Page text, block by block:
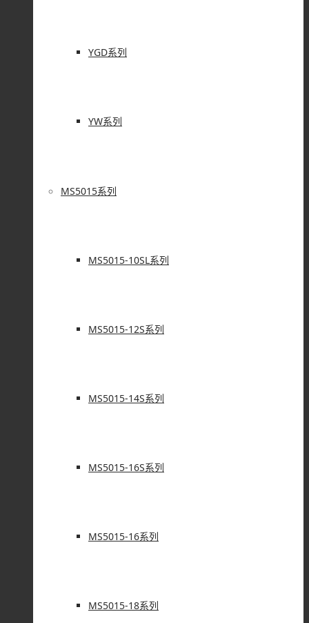
YGD系列
YW系列
MS5015系列
MS5015-10SL系列
MS5015-12S系列
MS5015-14S系列
MS5015-16S系列
MS5015-16系列
MS5015-18系列